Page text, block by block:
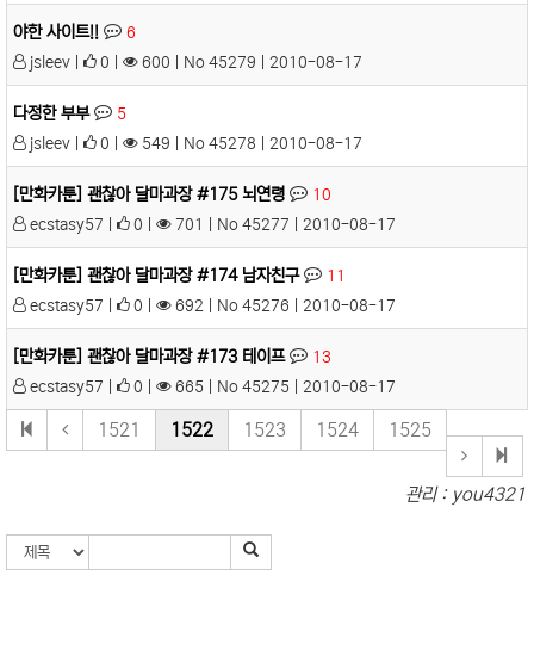
야한 사이트!!
6
jsleev |
0 | 600 | No 45279 | 2010-08-17
다정한 부부
5
jsleev |
0 | 549 | No 45278 | 2010-08-17
[만화카툰] 괜찮아 달마과장 #175 뇌연령
10
ecstasy57 |
0 | 701 | No 45277 | 2010-08-17
[만화카툰] 괜찮아 달마과장 #174 남자친구
11
ecstasy57 |
0 | 692 | No 45276 | 2010-08-17
[만화카툰] 괜찮아 달마과장 #173 테이프
13
ecstasy57 |
0 | 665 | No 45275 | 2010-08-17
1521 1522 1523 1524 1525
관리 : you4321